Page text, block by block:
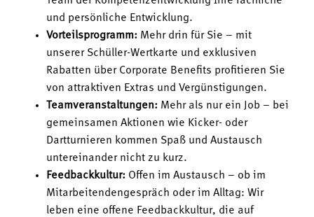
und persönliche Entwicklung.
Vorteilsprogramm: Mehr drin für Sie – mit
unserer Schüller-Wertkarte und exklusiven
Rabatten über Corporate Benefits profitieren Sie
von attraktiven Extras und Vergünstigungen.
Teamveranstaltungen: Mehr als nur ein Job – bei
gemeinsamen Aktionen wie Kicker- oder
Dartturnieren kommen Spaß und Austausch
untereinander nicht zu kurz.
Feedbackkultur: Offen im Austausch – ob im
Mitarbeitendengespräch oder im Alltag: Wir
leben eine offene Feedbackkultur, die auf